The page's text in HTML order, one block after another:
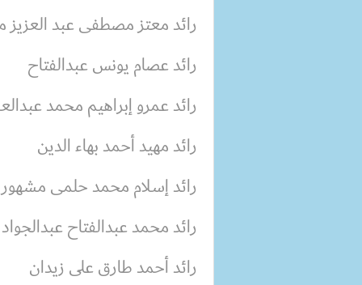
رائد معتز مصطفى عبد
رائد عصام يونس عبدالفتاح
رائد عمرو إبراهيم محمد
رائد مهيد أحمد بهاء الدين
رائد إسلام محمد حلمى مشهور
رائد محمد عبدالفتاح عبدالجواد
رائد أحمد طارق على زيدان